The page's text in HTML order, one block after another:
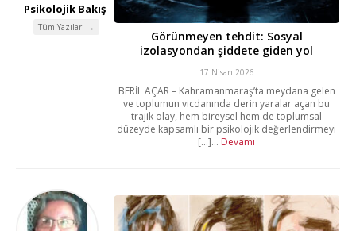
Psikolojik Bakış
Tüm Yazıları →
Görünmeyen tehdit: Sosyal
izolasyondan şiddete giden yol
17 Nisan 2026
BERİL AÇAR – Kahramanmaraş’ta meydana gelen
ve toplumun vicdanında derin yaralar açan bu
trajik olay, hem bireysel hem de toplumsal
düzeyde kapsamlı bir psikolojik değerlendirmeyi
[...]... Devamı